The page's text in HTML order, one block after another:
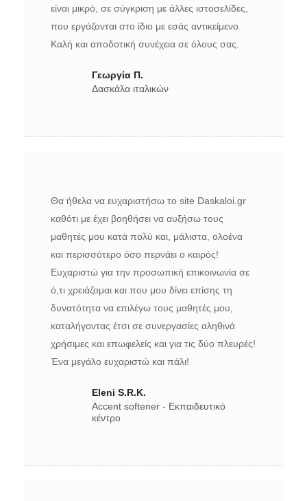
είναι μικρό, σε σύγκριση με άλλες ιστοσελίδες,
που εργάζονται στο ίδιο με εσάς αντικείμενο.
Καλή και αποδοτική συνέχεια σε όλους σας.
Γεωργία Π.
Δασκάλα ιταλικών
Θα ήθελα να ευχαριστήσω το site Daskaloi.gr
καθότι με έχει βοηθήσει να αυξήσω τους
μαθητές μου κατά πολύ και, μάλιστα, ολοένα
και περισσότερο όσο περνάει ο καιρός!
Ευχαριστώ για την προσωπική επικοινωνία σε
ό,τι χρειάζομαι και που μου δίνει επίσης τη
δυνατότητα να επιλέγω τους μαθητές μου,
καταλήγοντας έτσι σε συνεργασίες αληθινά
χρήσιμες και επωφελείς και για τις δύο πλευρές!
Ένα μεγάλο ευχαριστώ και πάλι!
Eleni S.R.K.
Accent softener - Εκπαιδευτικό
κέντρο